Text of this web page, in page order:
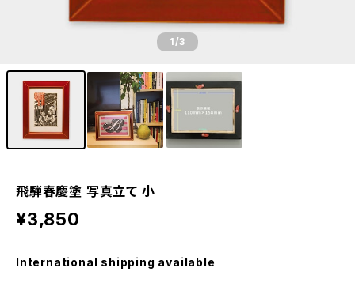
1/3
飛騨春慶塗 写真立て 小
¥3,850
International shipping available